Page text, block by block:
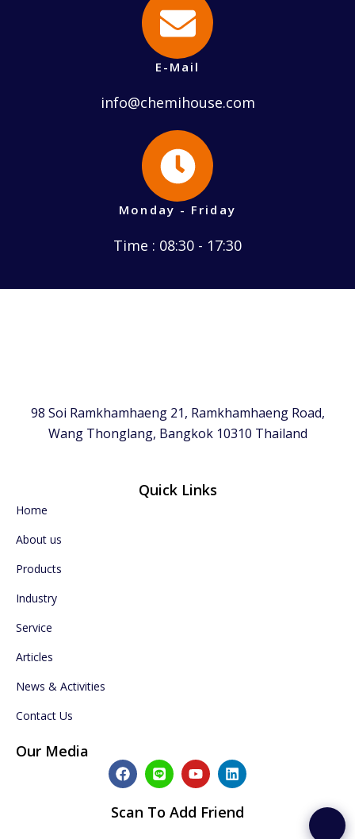
E-Mail
info@chemihouse.com
Monday - Friday
Time : 08:30 - 17:30
98 Soi Ramkhamhaeng 21, Ramkhamhaeng Road,
Wang Thonglang, Bangkok 10310 Thailand
Quick Links
Home
About us
Products
Industry
Service
Articles
News & Activities
Contact Us
Our Media
F
a
c
e
b
L
i
n
e
Y
o
u
t
u
L
i
n
k
e
Scan To Add Friend